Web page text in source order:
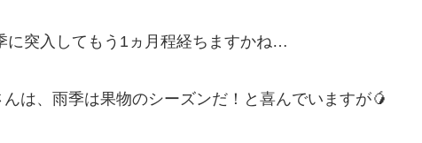
に突入してもう1ヵ月程経ちますかね…
は、雨季は果物のシーズンだ！と喜んでいますが🥭